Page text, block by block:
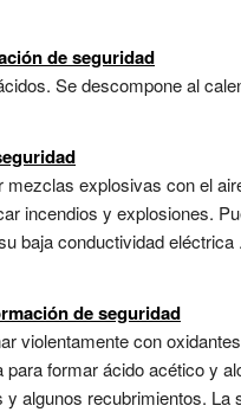
de seguridad
Se descompone al
explosivas con el
incendios y explosiones.
baja conductividad
de seguridad
violentamente con
formar ácido acético y
algunos recubrimientos.